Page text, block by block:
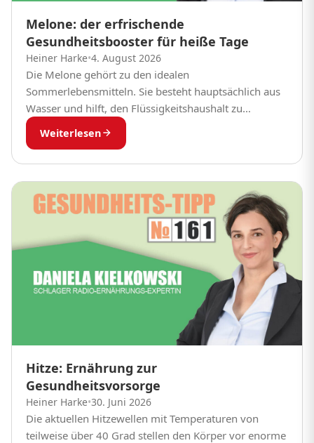
Melone: der erfrischende
Gesundheitsbooster für heiße Tage
Heiner Harke•4. August 2026
Die Melone gehört zu den idealen
Sommerlebensmitteln. Sie besteht hauptsächlich aus
Wasser und hilft, den Flüssigkeitshaushalt zu
unterstützen.
Weiterlesen
Hitze: Ernährung zur
Gesundheitsvorsorge
Heiner Harke•30. Juni 2026
Die aktuellen Hitzewellen mit Temperaturen von
teilweise über 40 Grad stellen den Körper vor enorme